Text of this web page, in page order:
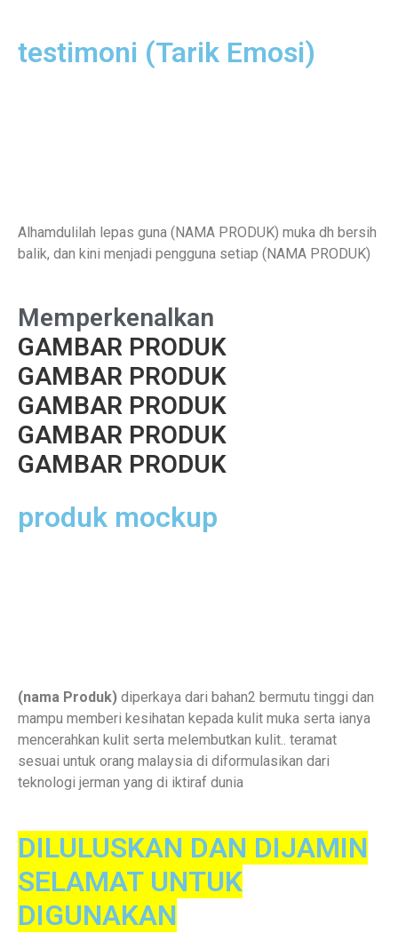
testimoni (Tarik Emosi)
Alhamdulilah lepas guna (NAMA PRODUK) muka dh bersih
balik, dan kini menjadi pengguna setiap (NAMA PRODUK)
Memperkenalkan
GAMBAR PRODUK
GAMBAR PRODUK
GAMBAR PRODUK
GAMBAR PRODUK
GAMBAR PRODUK
produk mockup
(nama Produk) diperkaya dari bahan2 bermutu tinggi dan
mampu memberi kesihatan kepada kulit muka serta ianya
mencerahkan kulit serta melembutkan kulit.. teramat
sesuai untuk orang malaysia di diformulasikan dari
teknologi jerman yang di iktiraf dunia
DILULUSKAN DAN DIJAMIN
SELAMAT UNTUK
DIGUNAKAN